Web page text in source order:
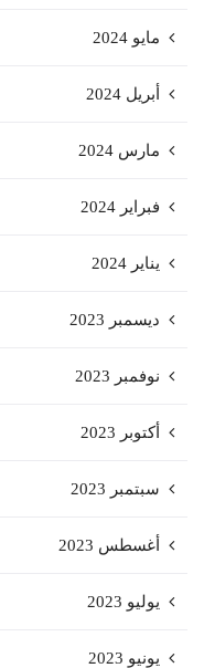
مايو 2024
أبريل 2024
مارس 2024
فبراير 2024
يناير 2024
ديسمبر 2023
نوفمبر 2023
أكتوبر 2023
سبتمبر 2023
أغسطس 2023
يوليو 2023
يونيو 2023